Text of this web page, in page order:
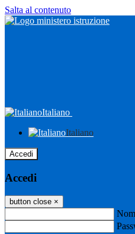
Salta al contenuto
Italiano
Italiano
Accedi
Accedi
button close ×